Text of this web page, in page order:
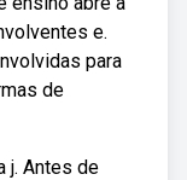
e.
para
de
j. Antes de